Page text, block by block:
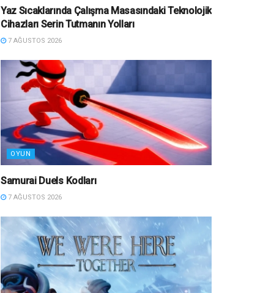
Yaz Sıcaklarında Çalışma Masasındaki Teknolojik
Cihazları Serin Tutmanın Yolları
7 AĞUSTOS 2026
OYUN
Samurai Duels Kodları
7 AĞUSTOS 2026